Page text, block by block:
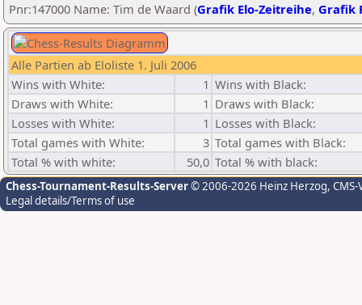
Pnr:147000 Name: Tim de Waard (Grafik Elo-Zeitreihe, Grafik
Alle Partien ab Eloliste 1. Juli 2006
Wins with White:
1 Wins with Black:
Draws with White:
1 Draws with Black:
Losses with White:
1 Losses with Black:
Total games with White:
3 Total games with Black:
Total % with white:
50,0 Total % with black:
Chess-Tournament-Results-Server© 2006-2026 Heinz Herzog,
Legal details/Terms of use